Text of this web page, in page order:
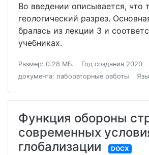
Во введении описывается, что
геологический разрез.
бралась из лекции 3 и
учебниках.
Размер: 0.28 МБ. Год создания 2020
документа: лабораторные работы
Функция обороны
современных
глобализации
DOCX